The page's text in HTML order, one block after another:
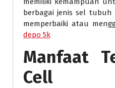
berbagai jenis sel
memperbaiki atau
depo 5k
Manfaat
Cell